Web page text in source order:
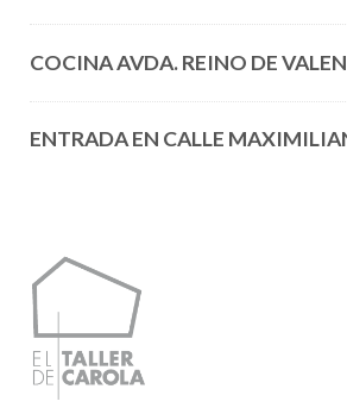
COCINA AVDA. REINO DE
ENTRADA EN CALLE